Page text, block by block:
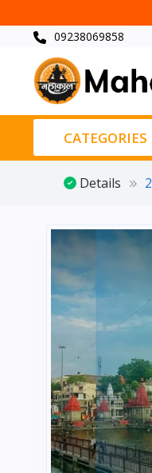
09238069858
CATEGORIES
Details 2